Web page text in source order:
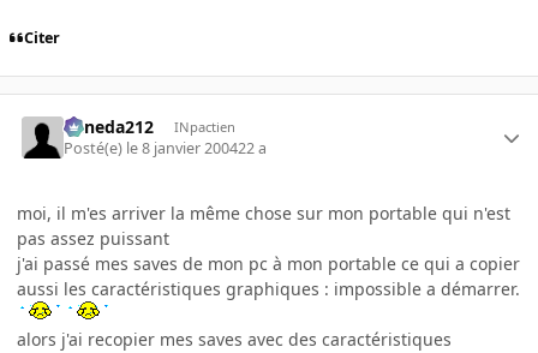
Citer
keneda212 INpactien
Posté(e) le 8 janvier 200422 a
moi, il m'es arriver la même chose sur mon portable qui n'est
pas assez puissant
j'ai passé mes saves de mon pc à mon portable ce qui a copier
aussi les caractéristiques graphiques : impossible a démarrer.
alors j'ai recopier mes saves avec des caractéristiques